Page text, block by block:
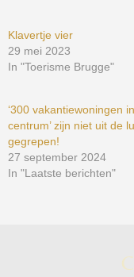
Klavertje vier
29 mei 2023
In "Toerisme Brugge"
‘300 vakantiewoningen
centrum’ zijn niet uit de
gegrepen!
27 september 2024
In "Laatste berichten"